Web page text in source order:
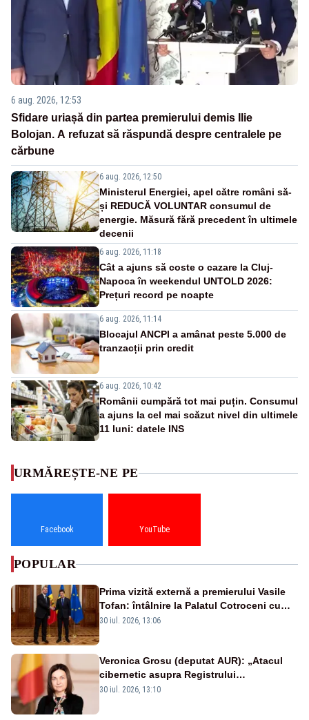
6 aug. 2026, 12:53
Sfidare uriașă din partea premierului demis Ilie
Bolojan. A refuzat să răspundă despre centralele pe
cărbune
6 aug. 2026, 12:50
Ministerul Energiei, apel către români să-
și REDUCĂ VOLUNTAR consumul de
energie. Măsură fără precedent în ultimele
decenii
6 aug. 2026, 11:18
Cât a ajuns să coste o cazare la Cluj-
Napoca în weekendul UNTOLD 2026:
Prețuri record pe noapte
6 aug. 2026, 11:14
Blocajul ANCPI a amânat peste 5.000 de
tranzacții prin credit
6 aug. 2026, 10:42
Românii cumpără tot mai puțin. Consumul
a ajuns la cel mai scăzut nivel din ultimele
11 luni: datele INS
URMĂREȘTE-NE PE
Facebook YouTube
POPULAR
Prima vizită externă a premierului Vasile
Tofan: întâlnire la Palatul Cotroceni cu
președintele Nicușor Dan
30 iul. 2026, 13:06
Veronica Grosu (deputat AUR): „Atacul
cibernetic asupra Registrului
Proprietăților transmite un semnal de
30 iul. 2026, 13:10